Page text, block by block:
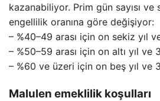
kazanabiliyor. Prim gün sayısı ve
engellilik oranına göre değişiyor:
– %40–49 arası için on sekiz yıl
– %50–59 arası için on altı yıl ve
– %60 ve üzeri için on beş yıl ve
Malulen emeklilik koşulları